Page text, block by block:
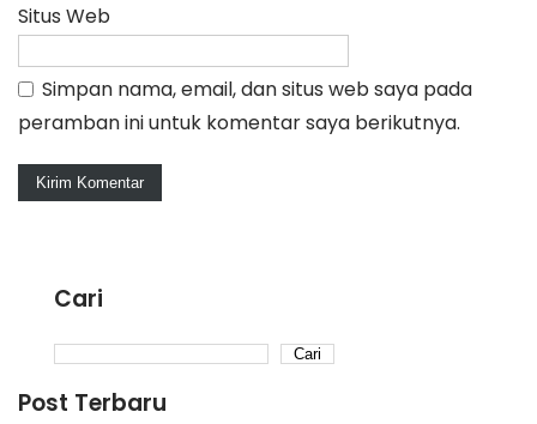
Situs Web
Simpan nama, email, dan situs web saya pada
peramban ini untuk komentar saya berikutnya.
Cari
Cari
Post Terbaru